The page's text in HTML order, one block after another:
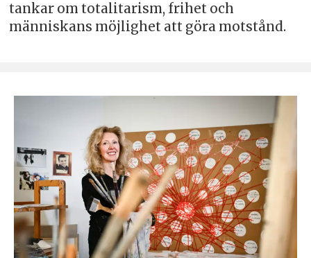
tankar om totalitarism, frihet och
människans möjlighet att göra motstånd.